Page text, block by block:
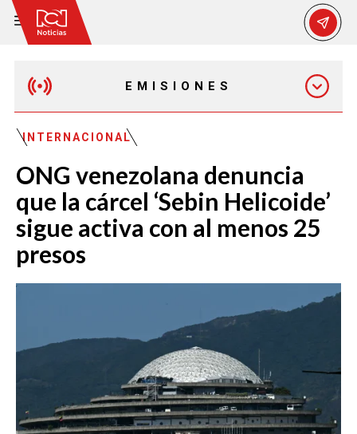
EMISIONES
EMISIÓN 7:00 PM
INTERNACIONAL
ONG venezolana denuncia
que la cárcel ‘Sebin Helicoide’
sigue activa con al menos 25
presos